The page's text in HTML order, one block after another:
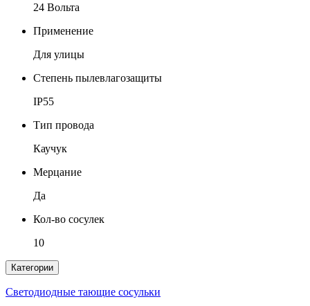
24 Вольта
Применение
Для улицы
Степень пылевлагозащиты
IP55
Тип провода
Каучук
Мерцание
Да
Кол-во сосулек
10
Категории
Светодиодные тающие сосульки